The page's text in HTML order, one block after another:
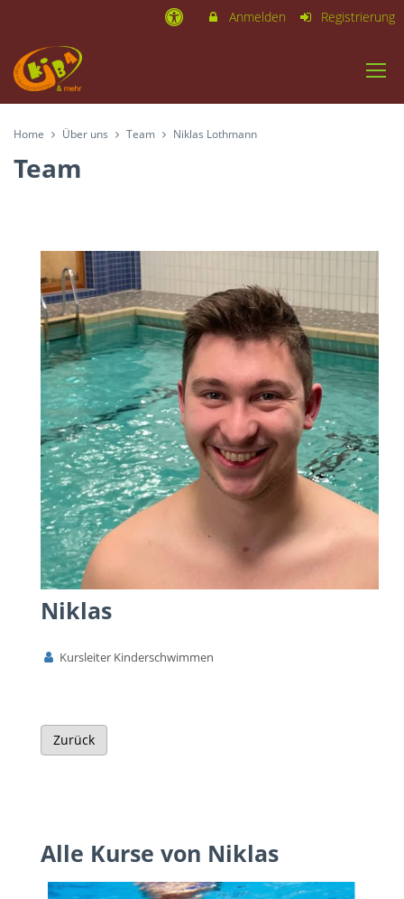
Anmelden Registrierung
Home Über uns Team Niklas Lothmann
Team
Niklas
Kursleiter Kinderschwimmen
Zurück
Alle Kurse von Niklas